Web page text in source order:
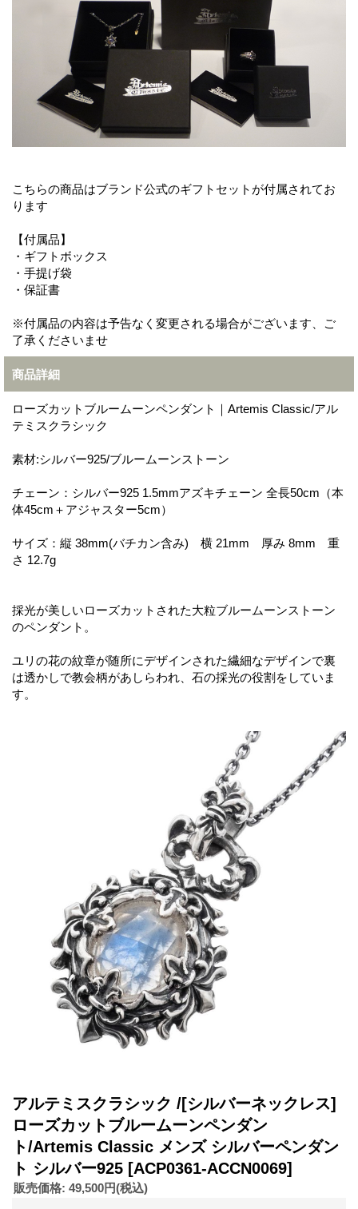
こちらの商品はブランド公式のギフトセットが付属されてお
ります
【付属品】
・ギフトボックス
・手提げ袋
・保証書
※付属品の内容は予告なく変更される場合がございます、ご
了承くださいませ
商品詳細
ローズカットブルームーンペンダント｜Artemis Classic/アル
テミスクラシック
素材:シルバー925/ブルームーンストーン
チェーン：シルバー925 1.5mmアズキチェーン 全長50cm（本
体45cm＋アジャスター5cm）
サイズ：縦 38mm(バチカン含み) 横 21mm 厚み 8mm 重
さ 12.7g
採光が美しいローズカットされた大粒ブルームーンストーン
のペンダント。
ユリの花の紋章が随所にデザインされた繊細なデザインで裏
は透かしで教会柄があしらわれ、石の採光の役割をしていま
す。
アルテミスクラシック /[シルバーネックレス]
ローズカットブルームーンペンダン
ト/Artemis Classic メンズ シルバーペンダン
ト シルバー925 [ACP0361-ACCN0069]
販売価格: 49,500円(税込)